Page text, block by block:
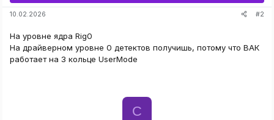
10.02.2026 #2
На уровне ядра Rig0
На драйверном уровне 0 детектов получишь, потому что ВАК
работает на 3 кольце UserMode
C